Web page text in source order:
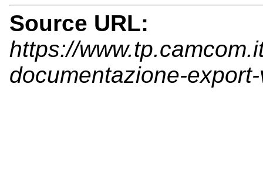
Source URL:
https://
documentazione-